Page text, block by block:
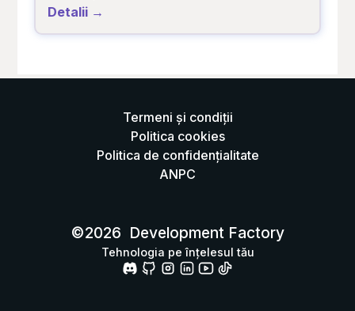
Detalii →
©2026 Development Factory
Tehnologia pe înțelesul tău
Termeni și condiții
Politica cookies
Politica de confidențialitate
ANPC